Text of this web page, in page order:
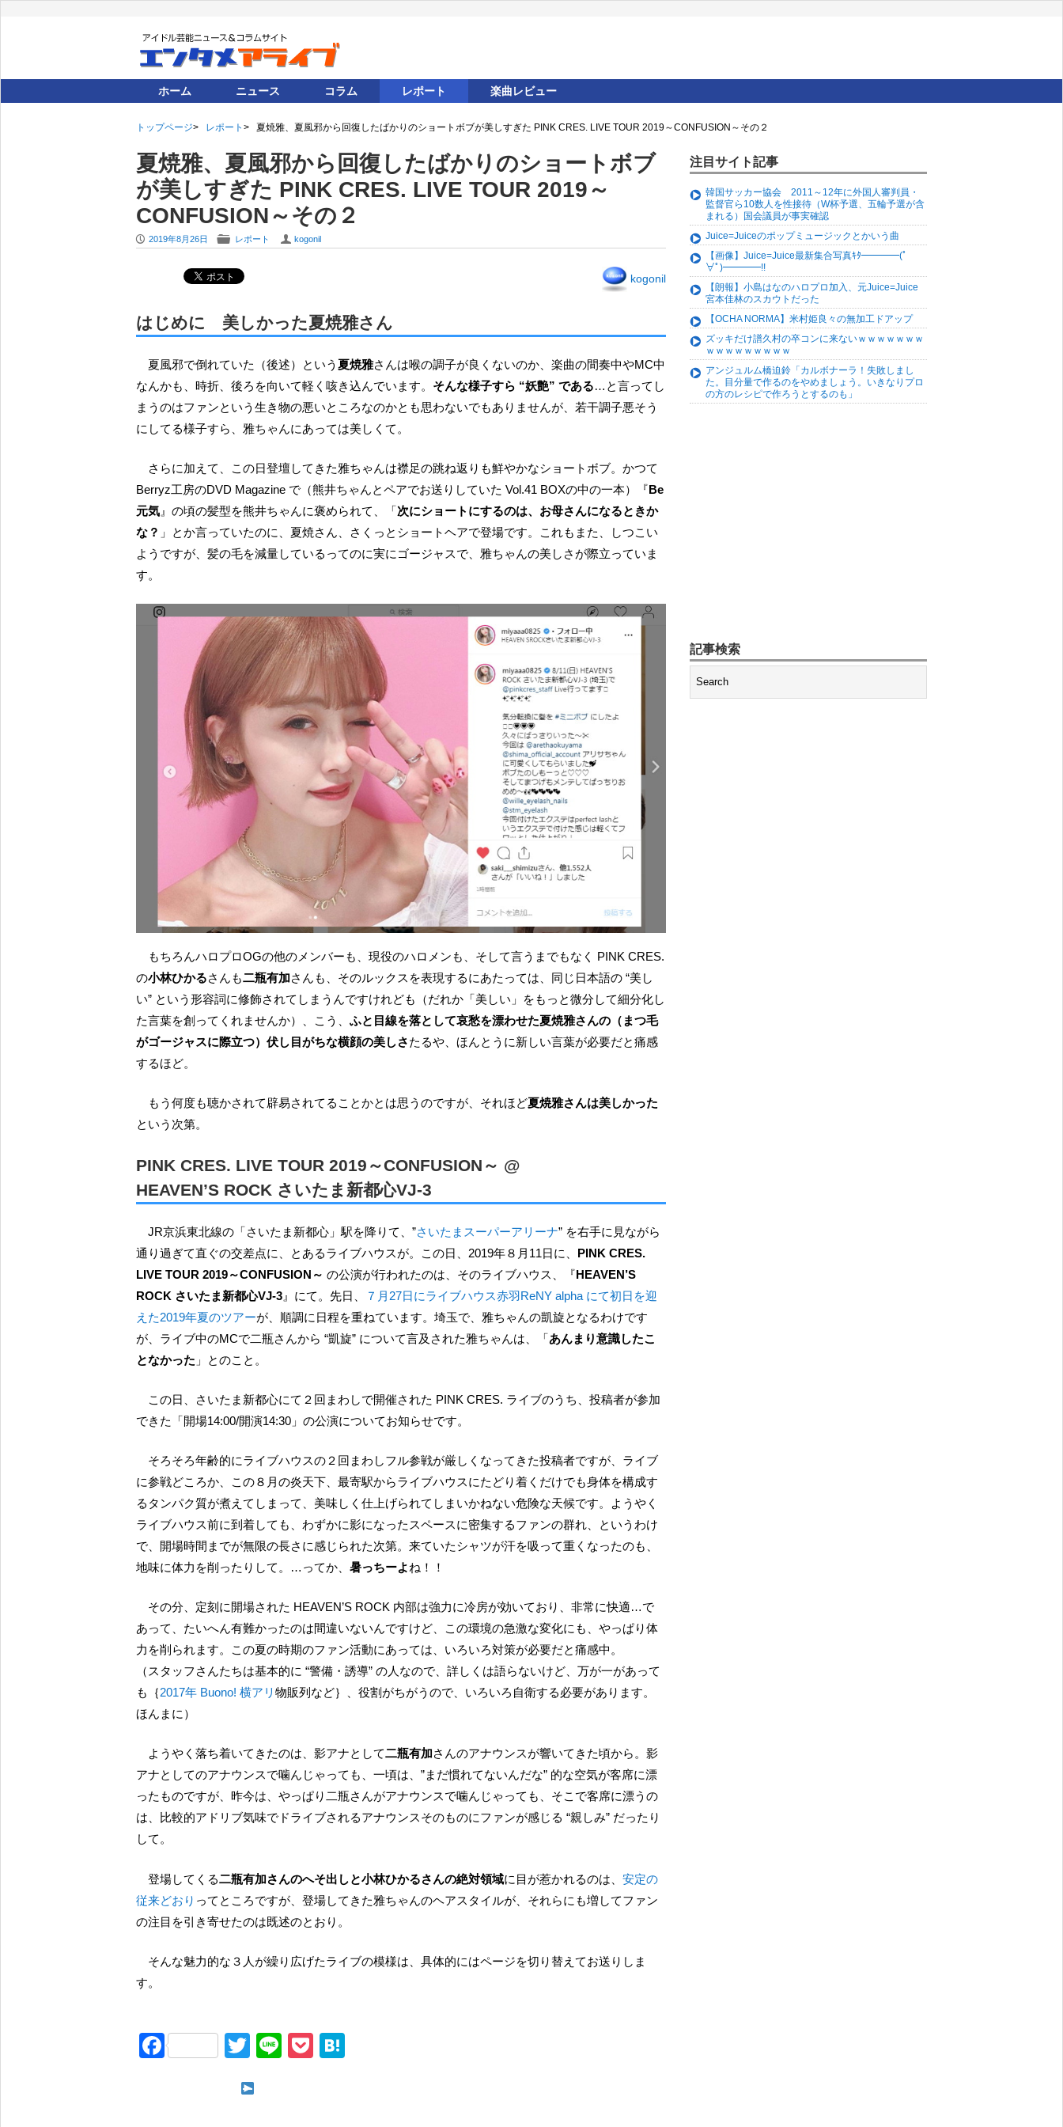
ホーム ニュース コラム レポート 楽曲レビュー
トップページ レポート 夏焼雅、夏風邪から回復したばかりのショートボブが美しすぎた PINK CRES. LIVE TOUR 2019～CONFUSION～その２
夏焼雅、夏風邪から回復したばかりのショートボブ
が美しすぎた PINK CRES. LIVE TOUR 2019～
CONFUSION～その２
P 2019年8月26日 F レポート U kogonil
kogonil
はじめに 美しかった夏焼雅さん
夏風邪で倒れていた（後述）という夏焼雅さんは喉の調子が良くないのか、楽曲の間奏中やMC中
なんかも、時折、後ろを向いて軽く咳き込んでいます。 そんな様子すら “妖艶” である…と言ってし
まうのはファンという生き物の悪いところなのかとも思わないでもありませんが、若干調子悪そう
にしてる様子すら、雅ちゃんにあっては美しくて。
さらに加えて、この日登壇してきた雅ちゃんは襟足の跳ね返りも鮮やかなショートボブ。かつて
Berryz工房のDVD Magazine で（熊井ちゃんとペアでお送りしていた Vol.41 BOXの中の一本）『Be
元気 』の頃の髪型を熊井ちゃんに褒められて、「次にショートにするのは、お母さんになるときか
な？ 」とか言っていたのに、夏焼さん、さくっとショートヘアで登場です。これもまた、しつこい
ようですが、髪の毛を減量しているってのに実にゴージャスで、雅ちゃんの美しさが際立っていま
す。
もちろんハロプロOGの他のメンバーも、現役のハロメンも、そして言うまでもなく PINK CRES.
の小林ひかるさんも二瓶有加さんも、そのルックスを表現するにあたっては、同じ日本語の “美し
い” という形容詞に修飾されてしまうんですけれども（だれか「美しい」をもっと微分して細分化し
た言葉を創ってくれませんか）、こう、 ふと目線を落として哀愁を漂わせた夏焼雅さんの（まつ毛
がゴージャスに際立つ）伏し目がちな横顔の美しさたるや、ほんとうに新しい言葉が必要だと痛感
するほど。
もう何度も聴かされて辟易されてることかとは思うのですが、それほど夏焼雅さんは美しかった
という次第。
PINK CRES. LIVE TOUR 2019～CONFUSION～ @
HEAVEN’S ROCK さいたま新都心VJ-3
JR京浜東北線の「さいたま新都心」駅を降りて、”さいたまスーパーアリーナ” を右手に見ながら
通り過ぎて直ぐの交差点に、とあるライブハウスが。この日、2019年８月11日に、 PINK CRES.
LIVE TOUR 2019～CONFUSION～ の公演が行われたのは、そのライブハウス、『HEAVEN’S
ROCK さいたま新都心VJ-3 』にて。先日、
７月27日にライブハウス赤羽ReNY alpha にて初日を迎
えた2019年夏のツアーが、順調に日程を重ねています。埼玉で、雅ちゃんの凱旋となるわけです
が、ライブ中のMCで二瓶さんから “凱旋” について言及された雅ちゃんは、「あんまり意識したこ
となかった 」とのこと。
この日、さいたま新都心にて２回まわしで開催された PINK CRES. ライブのうち、投稿者が参加
できた「開場14:00/開演14:30」の公演についてお知らせです。
そろそろ年齢的にライブハウスの２回まわしフル参戦が厳しくなってきた投稿者ですが、ライブ
に参戦どころか、この８月の炎天下、最寄駅からライブハウスにたどり着くだけでも身体を構成す
るタンパク質が煮えてしまって、美味しく仕上げられてしまいかねない危険な天候です。ようやく
ライブハウス前に到着しても、わずかに影になったスペースに密集するファンの群れ、というわけ
で、開場時間までが無限の長さに感じられた次第。来ていたシャツが汗を吸って重くなったのも、
地味に体力を削ったりして。…ってか、 暑っちーよね！！
その分、定刻に開場された HEAVEN’S ROCK 内部は強力に冷房が効いており、非常に快適…で
あって、たいへん有難かったのは間違いないんですけど、この環境の急激な変化にも、やっぱり体
力を削られます。この夏の時期のファン活動にあっては、いろいろ対策が必要だと痛感中。
（スタッフさんたちは基本的に “警備・誘導” の人なので、詳しくは語らないけど、万が一があって
も｛2017年 Buono! 横アリ 物販列など｝、役割がちがうので、いろいろ自衛する必要があります。
ほんまに）
ようやく落ち着いてきたのは、影アナとして二瓶有加さんのアナウンスが響いてきた頃から。影
アナとしてのアナウンスで噛んじゃっても、一頃は、”まだ慣れてないんだな” 的な空気が客席に漂
ったものですが、昨今は、やっぱり二瓶さんがアナウンスで噛んじゃっても、そこで客席に漂うの
は、比較的アドリブ気味でドライブされるアナウンスそのものにファンが感じる “親しみ” だったり
して。
登場してくる二瓶有加さんのへそ出しと小林ひかるさんの絶対領域に目が惹かれるのは、安定の
従来どおり ってところですが、登場してきた雅ちゃんのヘアスタイルが、それらにも増してファン
の注目を引き寄せたのは既述のとおり。
そんな魅力的な３人が繰り広げたライブの模様は、具体的にはページを切り替えてお送りしま
す。
F
T
tt
Li
P
注目サイト記事
韓国サッカー協会 2011～12年に外国人審判員・
監督官ら10数人を性接待（W杯予選、五輪予選が含
まれる）国会議員が事実確認
Juice=Juiceのポップミュージックとかいう曲
【画像】Juice=Juice最新集合写真ｷﾀ━━━━(ﾟ
∀ﾟ)━━━━!!
【朗報】小島はなのハロプロ加入、元Juice=Juice
宮本佳林のスカウトだった
【OCHA NORMA】米村姫良々の無加工ドアップ
ズッキだけ譜久村の卒コンに来ないｗｗｗｗｗｗｗ
ｗｗｗｗｗｗｗｗｗ
アンジュルム橋迫鈴「カルボナーラ！失敗しまし
た。目分量で作るのをやめましょう。いきなりプロ
の方のレシピで作ろうとするのも」
記事検索